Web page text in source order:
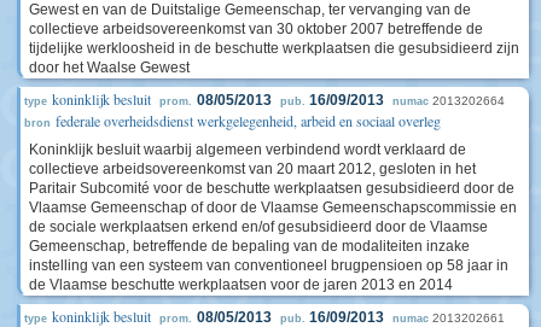
Gewest en van de Duitstalige Gemeenschap, ter vervanging van de
collectieve arbeidsovereenkomst van 30 oktober 2007 betreffende de
tijdelijke werkloosheid in de beschutte werkplaatsen die gesubsidieerd zijn
door het Waalse Gewest
type koninklijk besluit prom. 08/05/2013 pub. 16/09/2013 numac 2013202664
bron federale overheidsdienst werkgelegenheid, arbeid en sociaal overleg
Koninklijk besluit waarbij algemeen verbindend wordt verklaard de
collectieve arbeidsovereenkomst van 20 maart 2012, gesloten in het
Paritair Subcomité voor de beschutte werkplaatsen gesubsidieerd door de
Vlaamse Gemeenschap of door de Vlaamse Gemeenschapscommissie en
de sociale werkplaatsen erkend en/of gesubsidieerd door de Vlaamse
Gemeenschap, betreffende de bepaling van de modaliteiten inzake
instelling van een systeem van conventioneel brugpensioen op 58 jaar in
de Vlaamse beschutte werkplaatsen voor de jaren 2013 en 2014
type koninklijk besluit prom. 08/05/2013 pub. 16/09/2013 numac 2013202661